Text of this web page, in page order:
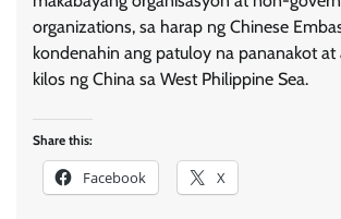
organizations, sa harap ng Chinese
kondenahin ang patuloy na pananakot at
kilos ng China sa West Philippine Sea.
Share this:
Facebook X